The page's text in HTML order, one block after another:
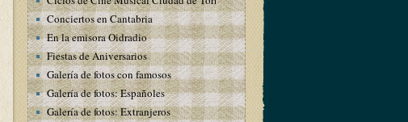
Conciertos en Cantabria
En la emisora Oidradio
Fiestas de Aniversarios
Galería de fotos con famosos
Galería de fotos: Españoles
Galería de fotos: Extranjeros